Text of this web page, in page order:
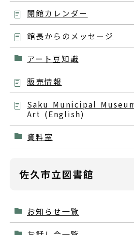
開館カレンダー
館長からのメッセージ
アート豆知識
販売情報
Saku Municipal
Art (English)
資料室
佐久市立図書館
お知らせ一覧